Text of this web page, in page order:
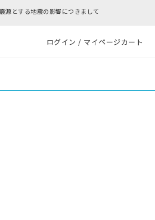
源とする地震の影響につきまして
ログイン / マイページカート